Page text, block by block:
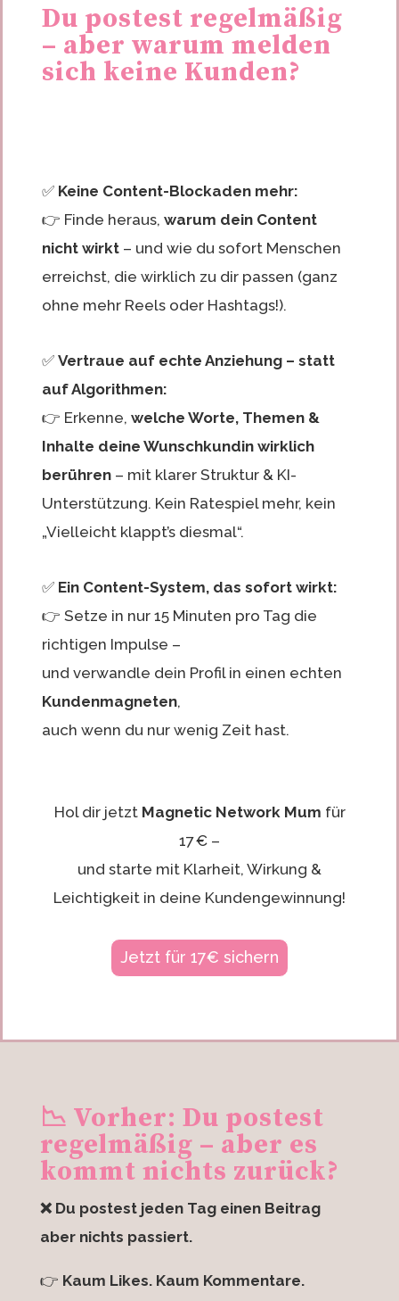
Du postest regelmäßig
– aber warum melden
sich keine Kunden?
✅ Keine Content-Blockaden mehr:
👉 Finde heraus,warum dein Content
nicht wirkt – und wie du sofort Menschen
erreichst, die wirklich zu dir passen (ganz
ohne mehr Reels oder Hashtags!).
✅Vertraue auf echte Anziehung – statt
auf Algorithmen:
👉 Erkenne,welche Worte, Themen &
Inhalte deine Wunschkundin wirklich
berühren – mit klarer Struktur & KI-
Unterstützung. Kein Ratespiel mehr, kein
„Vielleicht klappt’s diesmal“.
✅ Ein Content-System, das sofort wirkt:
👉 Setze in nur 15 Minuten pro Tag die
richtigen Impulse –
und verwandle dein Profil in einen echten
Kundenmagneten,
auch wenn du nur wenig Zeit hast.
Hol dir jetzt Magnetic Network Mum für
17 € –
und starte mit Klarheit, Wirkung &
Leichtigkeit in deine Kundengewinnung!
Jetzt für 17€ sichern
📉 Vorher: Du postest
regelmäßig – aber es
kommt nichts zurück?
❌ Du postest jeden Tag einen Beitrag
aber nichts passiert.
👉 Kaum Likes. Kaum Kommentare.